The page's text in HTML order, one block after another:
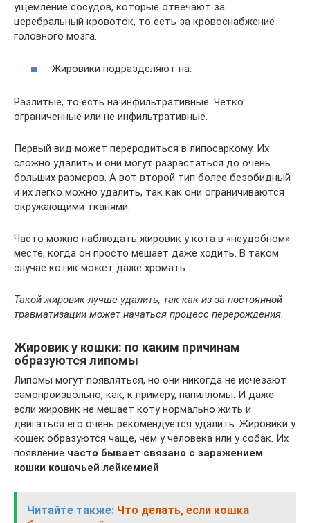
ущемление сосудов, которые отвечают за
церебральный кровоток, то есть за кровоснабжение
головного мозга.
Жировики подразделяют на:
Разлитые, то есть на инфильтративные. Четко
ограниченные или не инфильтративные.
Первый вид может переродиться в липосаркому. Их
сложно удалить и они могут разрастаться до очень
больших размеров. А вот второй тип более безобидный
и их легко можно удалить, так как они ограничиваются
окружающими тканями.
Часто можно наблюдать жировик у кота в «неудобном»
месте, когда он просто мешает даже ходить. В таком
случае котик может даже хромать.
Такой жировик лучше удалить, так как из-за постоянной
травматизации может начаться процесс перерождения.
Жировик у кошки: по каким причинам
образуются липомы
Липомы могут появляться, но они никогда не исчезают
самопроизвольно, как, к примеру, папилломы. И даже
если жировик не мешает коту нормально жить и
двигаться его очень рекомендуется удалить. Жировики у
кошек образуются чаще, чем у человека или у собак. Их
появление часто бывает связано с заражением
кошки кошачьей лейкемией
Читайте также: Что делать, если кошка